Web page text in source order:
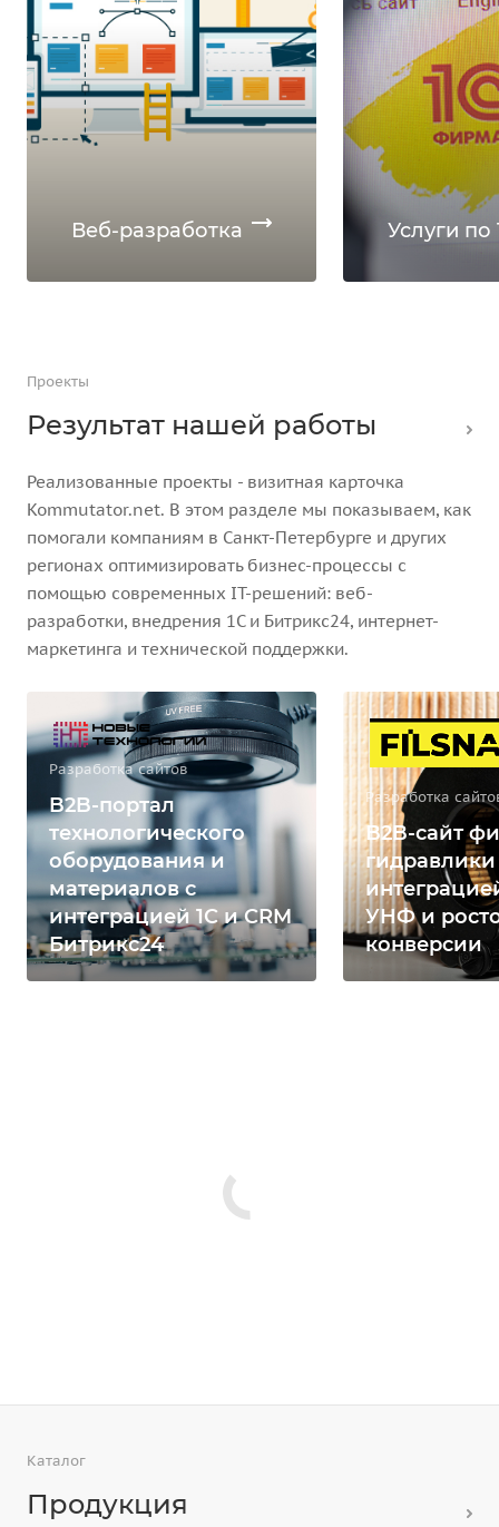
Веб-разработка Услуги по
Проекты
Результат нашей работы
Реализованные проекты - визитная карточка
Kommutator.net. В этом разделе мы показываем, как
помогали компаниям в Санкт-Петербурге и других
регионах оптимизировать бизнес-процессы с
помощью современных IT-решений: веб-
разработки, внедрения 1С и Битрикс24, интернет-
маркетинга и технической поддержки.
Разработка сайтов
B2B-портал
технологического
оборудования и
материалов с
интеграцией 1С и CRM
Битрикс24
Разработка
B2B-сайт
гидравлики
УНФ и
конверсии
Каталог
Продукция